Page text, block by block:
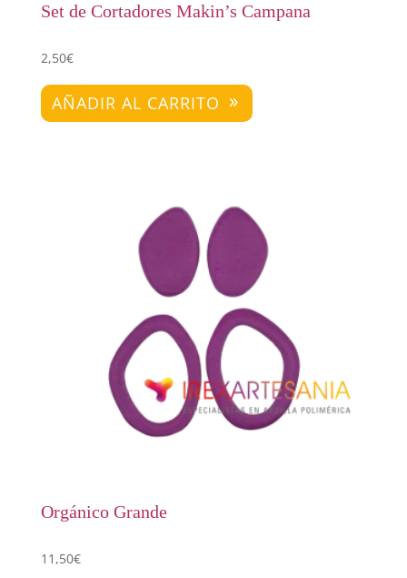
Set de Cortadores Makin’s Campana
2,50€
AÑADIR AL CARRITO
Orgánico Grande
11,50€